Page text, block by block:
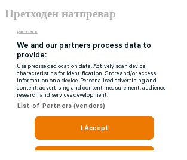
Претходен натпревар